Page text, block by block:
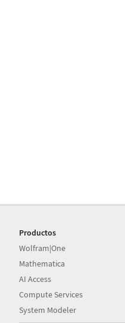
Productos
Wolfram|One
Mathematica
AI Access
Compute Services
System Modeler